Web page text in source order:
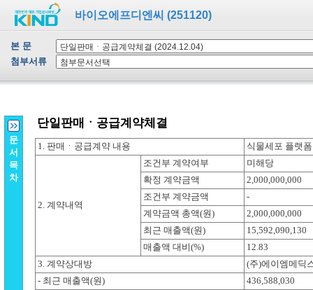
바이오에프디엔씨 (251120)
본 문
첨부서류
문
서
목
차